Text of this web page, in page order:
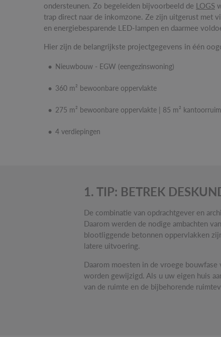
ondersteunen. Zo begeleiden bijvoorbeeld de LOGS
trap direct naar de inkomzone. Ze zijn uitgerust met
en energiebesparende LED-lampen en daarmee
Hier zijn de belangrijkste projectgegevens in één
Nieuwbouw - EGW (eengezinswoning)
360 m² bewoonbare oppervlakte
275 m² bewoonbare oppervlakte | 85 m²
4 verdiepingen
1. TIP: BETREK
De combinatie van opdrachtgever en
Daarom werden de nodige ambachten
blootliggende betonnen oppervlakken
latere uitvoering.
Daarom moesten in de vroege
worden gewijzigd. Als u uw eigen huis
van de ruimte en de bijbehorende